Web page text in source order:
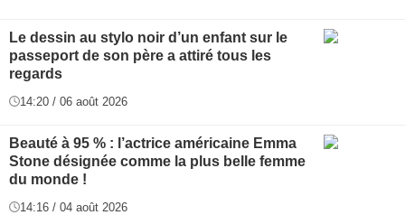
Le dessin au stylo noir d’un enfant sur le
passeport de son père a attiré tous les
regards
14:20 / 06 août 2026
Beauté à 95 % : l’actrice américaine Emma
Stone désignée comme la plus belle femme
du monde !
14:16 / 04 août 2026